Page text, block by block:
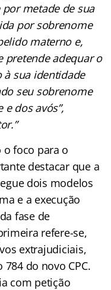
metade de sua
por sobrenome
materno e,
pretende adequar o
sua identidade
seu sobrenome
dos avós”,
foco para o
destacar que a
dois modelos
e a execução
fase de
refere-se,
extrajudiciais,
do novo CPC.
com petição